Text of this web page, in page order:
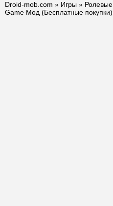
Droid-mob.com » Игры » Ролевые
Game Мод (Бесплатные